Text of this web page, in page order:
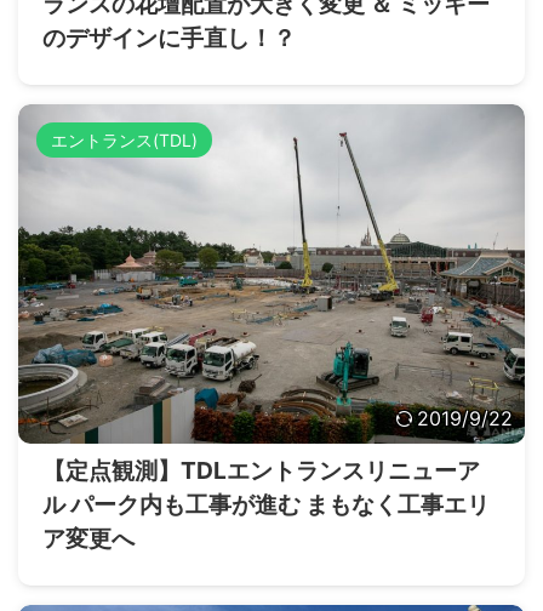
のデザインに手直し！？
エントランス(TDL)
2019/9/22
【定点観測】TDLエントランスリニューア
ル パーク内も工事が進む まもなく工事エリ
ア変更へ